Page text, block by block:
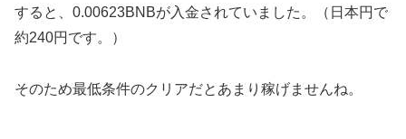
すると、0.00623BNBが入金されていました。（日本円で
約240円です。）
そのため最低条件のクリアだとあまり稼げませんね。